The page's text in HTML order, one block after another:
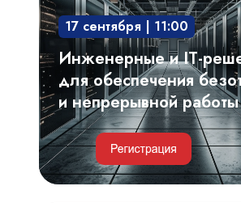
обеспечения
безотказной
и
непрерывной
работы
ЦОД
17 сентября | 11:00
Инженерные и IT-
для обеспечения
и непрерывной